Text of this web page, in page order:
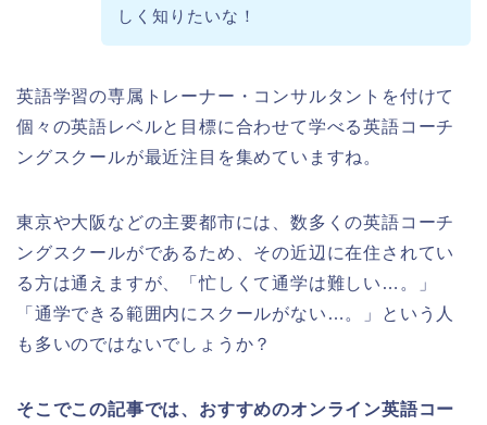
しく知りたいな！
英語学習の専属トレーナー・コンサルタントを付けて
個々の英語レベルと目標に合わせて学べる英語コーチ
ングスクールが最近注目を集めていますね。
東京や大阪などの主要都市には、数多くの英語コーチ
ングスクールがであるため、その近辺に在住されてい
る方は通えますが、「忙しくて通学は難しい…。」
「通学できる範囲内にスクールがない…。」という人
も多いのではないでしょうか？
そこでこの記事では、おすすめのオンライン英語コー